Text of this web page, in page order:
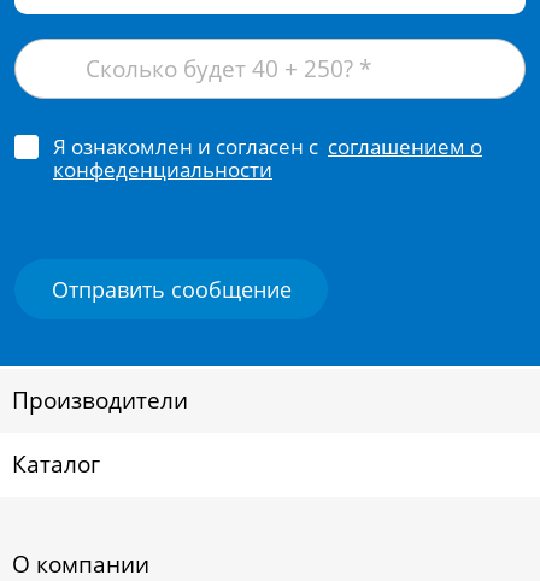
Я ознакомлен и согласен с соглашением о
конфеденциальности
Производители
Каталог
О компании